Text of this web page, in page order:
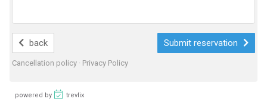
Submit reservation
back
Cancellation policy · Privacy Policy
powered by trevlix